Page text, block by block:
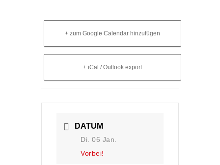
+ zum Google Calendar hinzufügen
+ iCal / Outlook export
DATUM
Di. 06 Jan.
Vorbei!